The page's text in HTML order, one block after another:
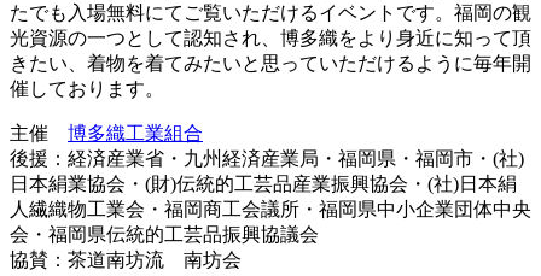
たでも入場無料にてご覧いただけるイベントです。福岡の観
光資源の一つとして認知され、博多織をより身近に知って頂
きたい、着物を着てみたいと思っていただけるように毎年開
催しております。
主催 博多織工業組合
後援：経済産業省・九州経済産業局・福岡県・福岡市・(社)
日本絹業協会・(財)伝統的工芸品産業振興協会・(社)日本絹
人繊織物工業会・福岡商工会議所・福岡県中小企業団体中央
会・福岡県伝統的工芸品振興協議会
協賛：茶道南坊流 南坊会